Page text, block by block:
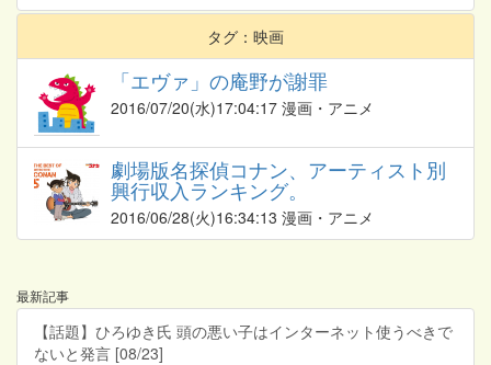
タグ：映画
「エヴァ」の庵野が謝罪
2016/07/20(水)17:04:17 漫画・アニメ
劇場版名探偵コナン、アーティスト別
興行収入ランキング。
2016/06/28(火)16:34:13 漫画・アニメ
最新記事
【話題】ひろゆき氏 頭の悪い子はインターネット使うべきで
ないと発言 [08/23]